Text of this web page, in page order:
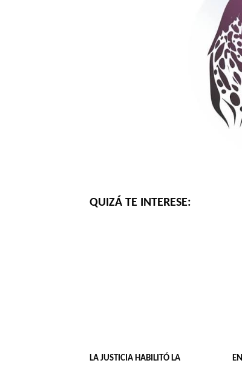
QUIZÁ TE INTERESE:
LA JUSTICIA HABILITÓ LA